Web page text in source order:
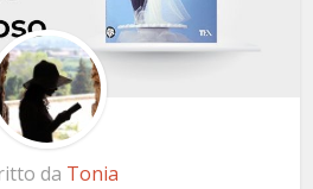
da Tonia